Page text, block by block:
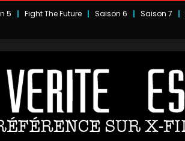
5 Fight The Future Saison 6 Saison 7